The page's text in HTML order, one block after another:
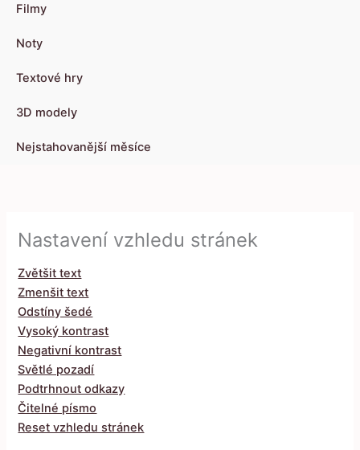
Filmy
Noty
Textové hry
3D modely
Nejstahovanější měsíce
Nastavení vzhledu stránek
Zvětšit text
Zmenšit text
Odstíny šedé
Vysoký kontrast
Negativní kontrast
Světlé pozadí
Podtrhnout odkazy
Čitelné písmo
Reset vzhledu stránek